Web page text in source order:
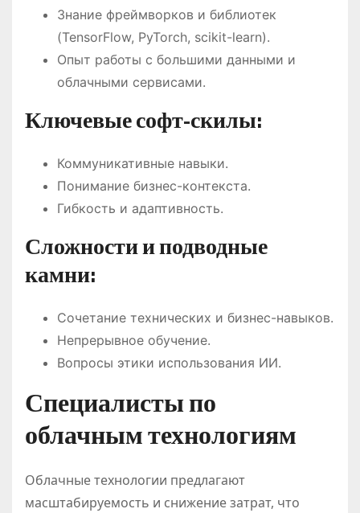
Знание фреймворков и библиотек
(TensorFlow, PyTorch, scikit-learn).
Опыт работы с большими данными и
облачными сервисами.
Ключевые софт-скилы:
Коммуникативные навыки.
Понимание бизнес-контекста.
Гибкость и адаптивность.
Сложности и подводные
камни:
Сочетание технических и бизнес-навыков.
Непрерывное обучение.
Вопросы этики использования ИИ.
Специалисты по
облачным технологиям
Облачные технологии предлагают
масштабируемость и снижение затрат, что